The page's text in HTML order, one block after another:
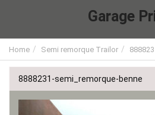
Garage
Home Semi remorque Trailor
8888231-semi_remorque-benne